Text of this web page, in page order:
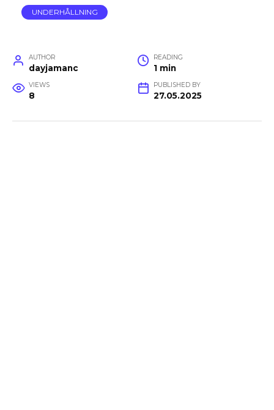
UNDERHÅLLNING
AUTHOR
dayjamanc
READING
1 min
VIEWS
8
PUBLISHED BY
27.05.2025